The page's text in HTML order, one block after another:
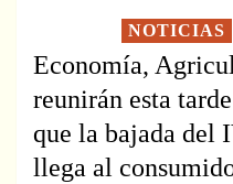
NOTICIAS
Economía,
reunirán esta
que la bajada del
llega al